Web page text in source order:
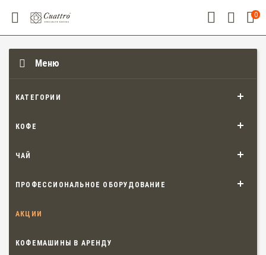
0
Меню
КАТЕГОРИИ
КОФЕ
ЧАЙ
ПРОФЕССИОНАЛЬНОЕ ОБОРУДОВАНИЕ
АКЦИИ
КОФЕМАШИНЫ В АРЕНДУ